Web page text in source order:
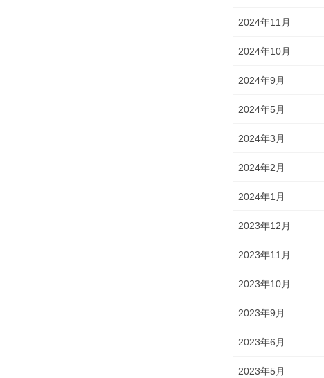
2024年11月
2024年10月
2024年9月
2024年5月
2024年3月
2024年2月
2024年1月
2023年12月
2023年11月
2023年10月
2023年9月
2023年6月
2023年5月